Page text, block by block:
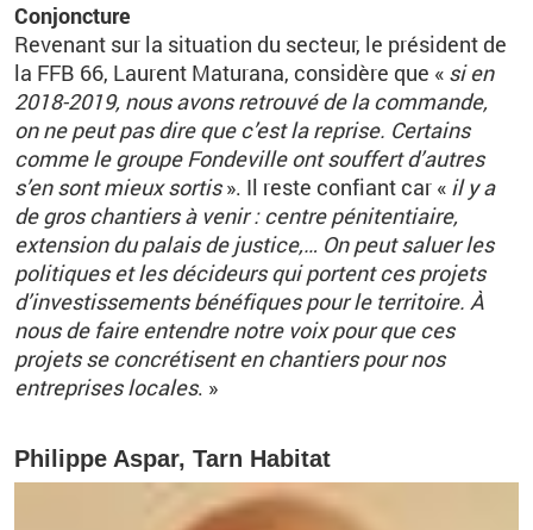
Conjoncture
Revenant sur la situation du secteur, le président de
la FFB 66, Laurent Maturana, considère que « si en
2018-2019, nous avons retrouvé de la commande,
on ne peut pas dire que c’est la reprise. Certains
comme le groupeFondevilleont souffert d’autres
s’en sont mieux sortis». Il reste confiant car « il y a
de gros chantiers à venir : centre pénitentiaire,
extension du palais de justice,… On peut saluer les
politiques et lesdécideursqui portent ces projets
d’investissements bénéfiques pour le territoire. À
nous de faire entendre notre voix pour que ces
projets se concrétisent en chantiers pour nos
entreprises locales. »
Philippe Aspar, Tarn Habitat